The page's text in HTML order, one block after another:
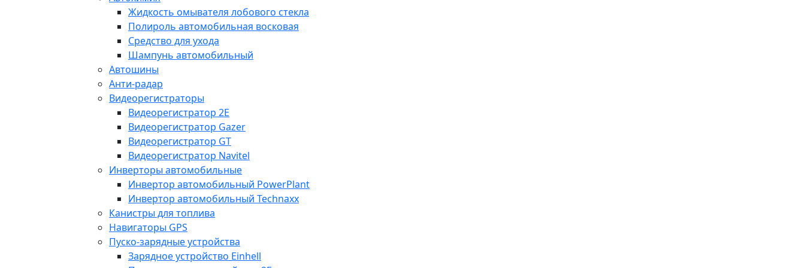
Жидкость омывателя лобового стекла
Полироль автомобильная восковая
Средство для ухода
Шампунь автомобильный
Автошины
Анти-радар
Видеорегистраторы
Видеорегистратор 2E
Видеорегистратор Gazer
Видеорегистратор GT
Видеорегистратор Navitel
Инверторы автомобильные
Инвертор автомобильный PowerPlant
Инвертор автомобильный Technaxx
Канистры для топлива
Навигаторы GPS
Пуско-зарядные устройства
Зарядное устройство Einhell